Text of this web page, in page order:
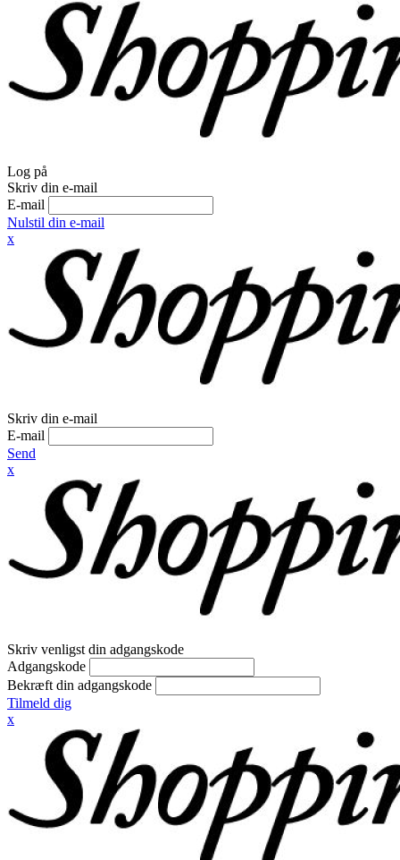
Log på
Skriv din e-mail
E-mail
Nulstil din e-mail
x
Skriv din e-mail
E-mail
Send
x
Skriv venligst din adgangskode
Adgangskode
Bekræft din adgangskode
Tilmeld dig
x